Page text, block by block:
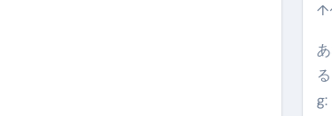
安全な稼ぎ方を徹底解説
営業39歳サラリーマン【2025年10月3日】
る
g: